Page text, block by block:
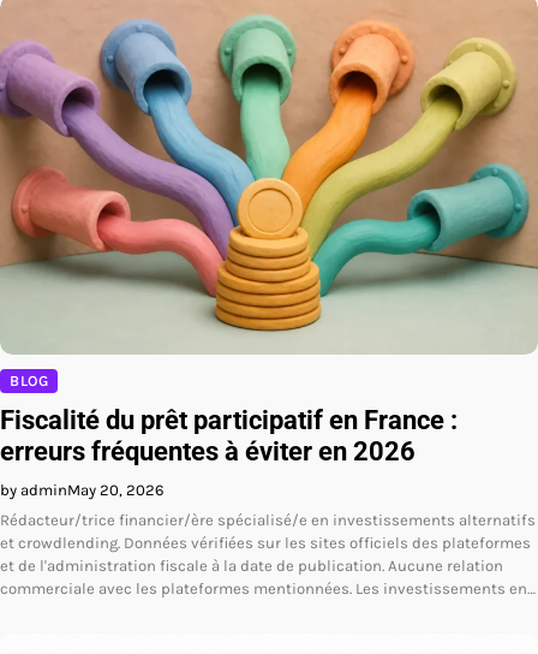
BLOG
Fiscalité du prêt participatif en France :
erreurs fréquentes à éviter en 2026
by adminMay 20, 2026
Rédacteur/trice financier/ère spécialisé/e en investissements alternatifs
et crowdlending. Données vérifiées sur les sites officiels des plateformes
et de l'administration fiscale à la date de publication. Aucune relation
commerciale avec les plateformes mentionnées. Les investissements en…